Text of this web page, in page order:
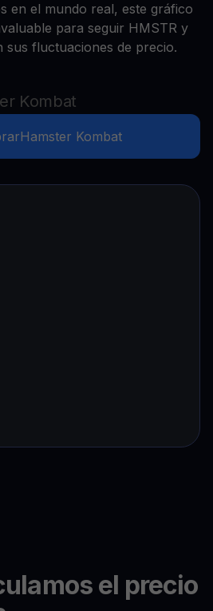
en el mundo real, este gráfico
para seguir HMSTR y
sus fluctuaciones de precio.
Kombat
Hamster Kombat
el precio